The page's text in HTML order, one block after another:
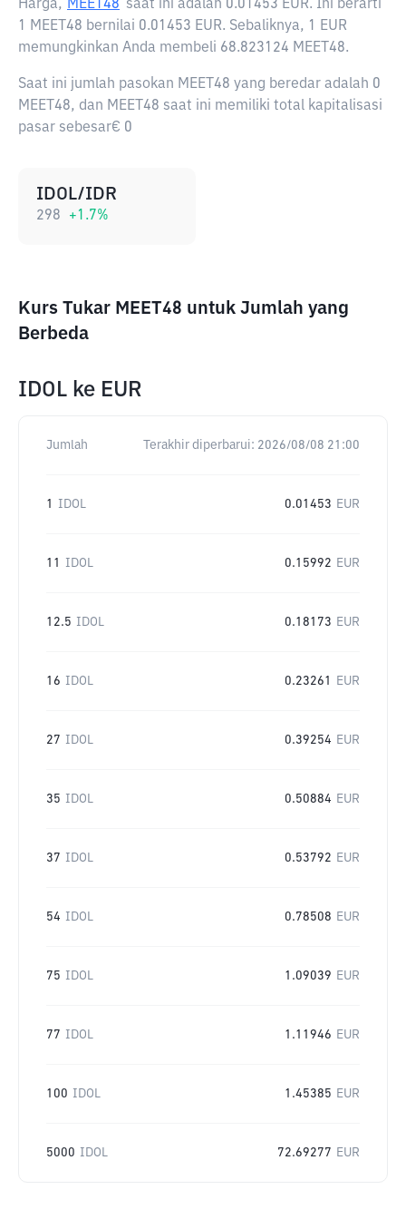
Harga, MEET48 saat ini adalah 0.01453 EUR. Ini berarti
1 MEET48 bernilai 0.01453 EUR. Sebaliknya, 1 EUR
memungkinkan Anda membeli 68.823124 MEET48.
Saat ini jumlah pasokan MEET48 yang beredar adalah 0
MEET48, dan MEET48 saat ini memiliki total kapitalisasi
pasar sebesar€ 0
IDOL/IDR
298 +1.7%
Kurs Tukar MEET48 untuk Jumlah yang
Berbeda
IDOL ke EUR
Jumlah Terakhir diperbarui: 2026/08/08 21:00
1 IDOL 0.01453 EUR
11 IDOL 0.15992 EUR
12.5 IDOL 0.18173 EUR
16 IDOL 0.23261 EUR
27 IDOL 0.39254 EUR
35 IDOL 0.50884 EUR
37 IDOL 0.53792 EUR
54 IDOL 0.78508 EUR
75 IDOL 1.09039 EUR
77 IDOL 1.11946 EUR
100 IDOL 1.45385 EUR
5000 IDOL 72.69277 EUR